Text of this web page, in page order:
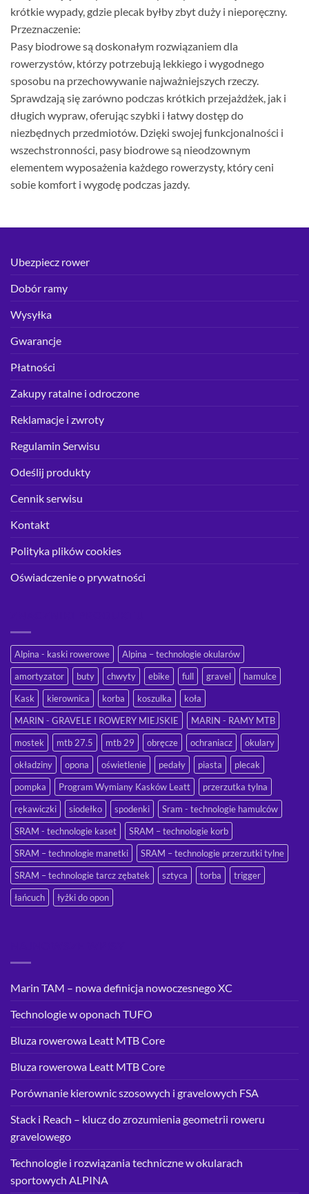
krótkie wypady, gdzie plecak byłby zbyt duży i nieporęczny.
Przeznaczenie:
Pasy biodrowe są doskonałym rozwiązaniem dla
rowerzystów, którzy potrzebują lekkiego i wygodnego
sposobu na przechowywanie najważniejszych rzeczy.
Sprawdzają się zarówno podczas krótkich przejażdżek, jak i
długich wypraw, oferując szybki i łatwy dostęp do
niezbędnych przedmiotów. Dzięki swojej funkcjonalności i
wszechstronności, pasy biodrowe są nieodzownym
elementem wyposażenia każdego rowerzysty, który ceni
sobie komfort i wygodę podczas jazdy.
Ubezpiecz rower
Dobór ramy
Wysyłka
Gwarancje
Płatności
Zakupy ratalne i odroczone
Reklamacje i zwroty
Regulamin Serwisu
Odeślij produkty
Cennik serwisu
Kontakt
Polityka plików cookies
Oświadczenie o prywatności
Alpina - kaski rowerowe
Alpina – technologie okularów
amortyzator
buty chwyty ebike full gravel
hamulce
Kask
kierownica korba koszulka
koła
MARIN - GRAVELE I ROWERY MIEJSKIE
MARIN - RAMY MTB
mostek
mtb 27.5 mtb 29 obręcze ochraniacz
okulary
okładziny
opona oświetlenie pedały piasta
plecak
pompka
Program Wymiany Kasków Leatt
przerzutka tylna
rękawiczki
siodełko spodenki
Sram - technologie hamulców
SRAM - technologie kaset
SRAM – technologie korb
SRAM – technologie manetki
SRAM – technologie przerzutki tylne
SRAM – technologie tarcz zębatek
sztyca torba
trigger
łańcuch
łyżki do opon
Marin TAM – nowa definicja nowoczesnego XC
Technologie w oponach TUFO
Bluza rowerowa Leatt MTB Core
Bluza rowerowa Leatt MTB Core
Porównanie kierownic szosowych i gravelowych FSA
Stack i Reach – klucz do zrozumienia geometrii roweru
gravelowego
Technologie i rozwiązania techniczne w okularach
sportowych ALPINA